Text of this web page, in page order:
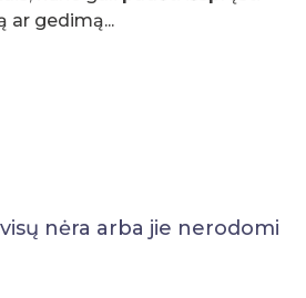
ar gedimą...
nėra arba jie nerodomi